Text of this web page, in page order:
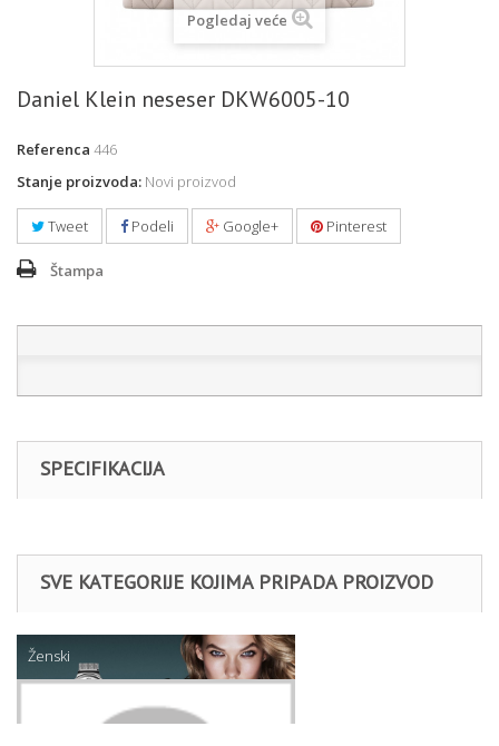
Pogledaj veće
Daniel Klein neseser DKW6005-10
Referenca 446
Stanje proizvoda: Novi proizvod
Tweet Podeli Google+ Pinterest
Štampa
SPECIFIKACIJA
SVE KATEGORIJE KOJIMA PRIPADA PROIZVOD
Ženski